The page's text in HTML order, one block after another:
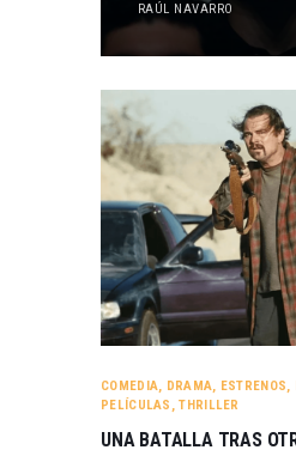
RAÚL NAVARRO
COMEDIA, DRAMA, ESTRENOS,
PELÍCULAS ,THRILLER
UNA BATALLA TRAS